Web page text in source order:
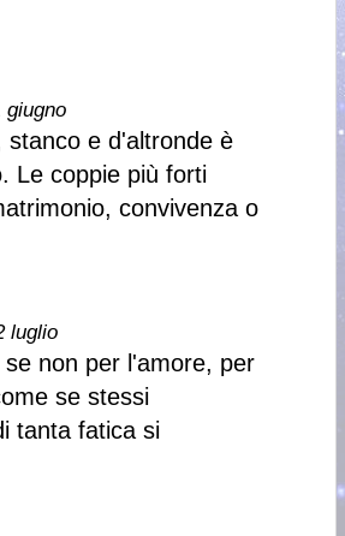
giugno
stanco e d'altronde è
Le coppie più forti
convivenza o
luglio
non per l'amore, per
se stessi
tanta fatica si